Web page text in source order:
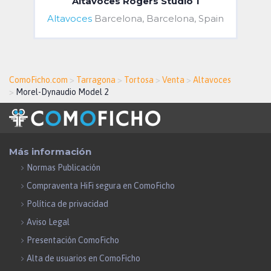
Altavoces Barcelona, Barcelona, Spain
ComoFicho.com > Tarragona > Tortosa > Venta > Altavoces
> Morel-Dynaudio Model 2
Más información
Normas Publicación
Compraventa HiFi segura en ComoFicho
Política de privacidad
Aviso Legal
Presentación ComoFicho
Alta de usuarios en ComoFicho